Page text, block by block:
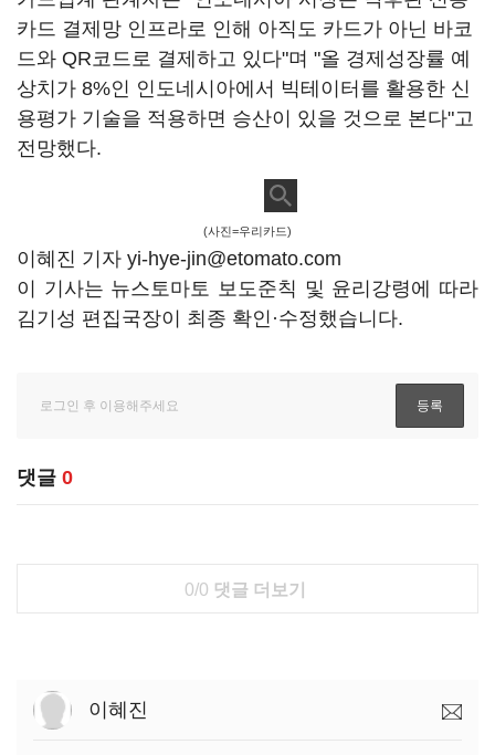
카드 결제망 인프라로 인해 아직도 카드가 아닌 바코
드와 QR코드로 결제하고 있다"며 "올 경제성장률 예
상치가 8%인 인도네시아에서 빅테이터를 활용한 신
용평가 기술을 적용하면 승산이 있을 것으로 본다"고
전망했다.
(사진=우리카드)
이혜진 기자 yi-hye-jin@etomato.com
이 기사는 뉴스토마토 보도준칙 및 윤리강령에 따라
김기성 편집국장이 최종 확인·수정했습니다.
댓글 0
0/0 댓글 더보기
이혜진